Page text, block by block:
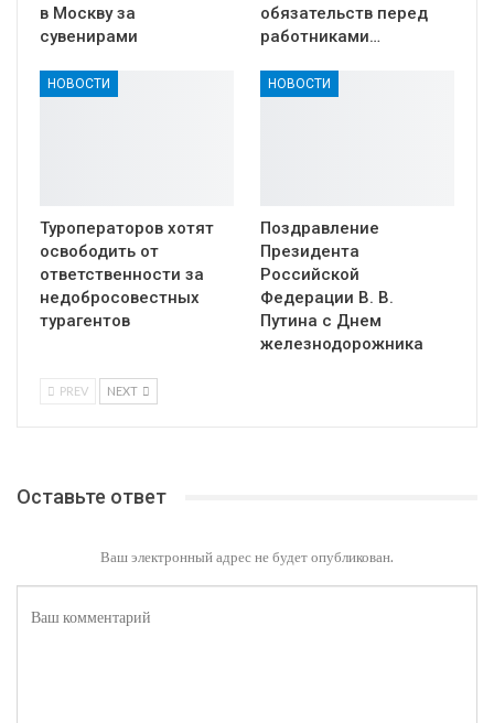
в Москву за
сувенирами
обязательств перед
работниками…
НОВОСТИ
Туроператоров хотят
освободить от
ответственности за
недобросовестных
турагентов
НОВОСТИ
Поздравление
Президента
Российской
Федерации В. В.
Путина с Днем
железнодорожника
PREV NEXT
Оставьте ответ
Ваш электронный адрес не будет опубликован.